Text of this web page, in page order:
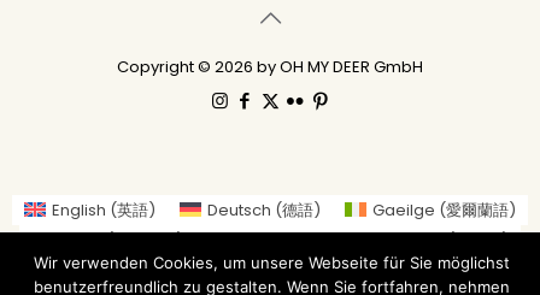
Copyright © 2026 by OH MY DEER GmbH
English (英語) Deutsch (德語) Gaeilge (愛爾蘭語)
العربية(阿拉伯語) 繁體中文 Nederlands(荷蘭語)
Suomi(芬蘭語 ) Français(法語)
Wir verwenden Cookies, um unsere Webseite für Sie möglichst
benutzerfreundlich zu gestalten. Wenn Sie fortfahren, nehmen